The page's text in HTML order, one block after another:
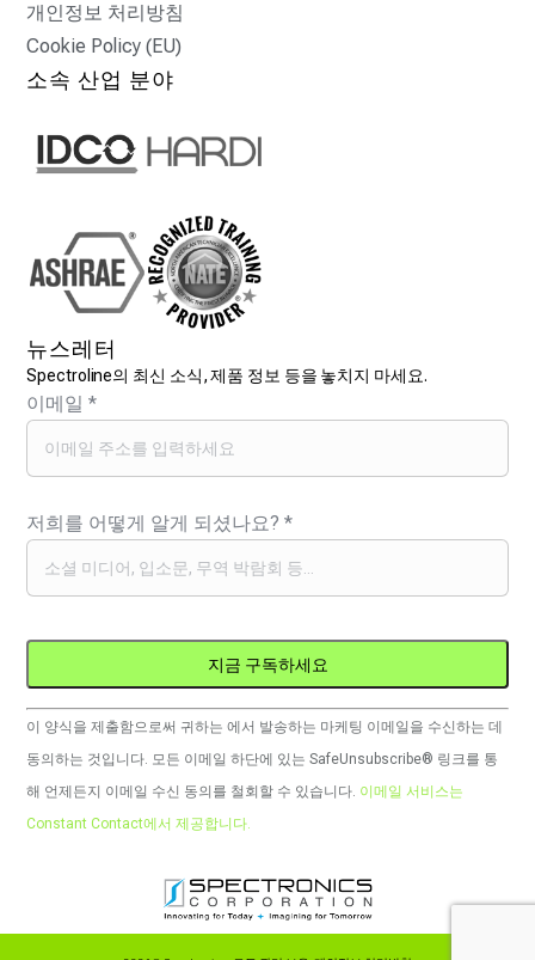
개인정보 처리방침
Cookie Policy (EU)
소속 산업 분야
뉴스레터
Spectroline의 최신 소식, 제품 정보 등을 놓치지 마세요.
이메일*
저희를 어떻게 알게 되셨나요?*
Constant
Contact
사
용.
는
이 양식을 제출함으로써 귀하는 에서 발송하는 마케팅 이메일을 수신하는 데
동의하는 것입니다. 모든 이메일 하단에 있는 SafeUnsubscribe® 링크를 통
해 언제든지 이메일 수신 동의를 철회할 수 있습니다. 이메일 서비스는
Constant Contact에서 제공합니다.